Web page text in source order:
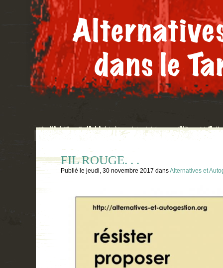
FIL ROUGE. . .
Publié le jeudi, 30 novembre 2017 dansAlternatives et